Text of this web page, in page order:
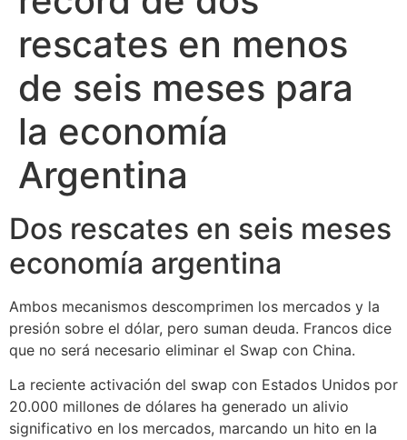
rescates en menos
de seis meses para
la economía
Argentina
Dos rescates en seis meses
economía argentina
Ambos mecanismos descomprimen los mercados y la
presión sobre el dólar, pero suman deuda. Francos dice
que no será necesario eliminar el Swap con China.
La reciente activación del swap con Estados Unidos por
20.000 millones de dólares ha generado un alivio
significativo en los mercados, marcando un hito en la